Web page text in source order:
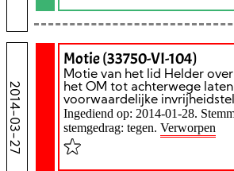
2014-03-27
Motie (33750-VI-104)
Motie van het lid Helder
het OM tot achterwege
voorwaardelijke
Ingediend op: 2014-01-28.
stemgedrag: tegen. Verworpen